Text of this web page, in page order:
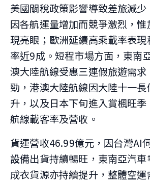
美國關稅政策影響導致差旅減
因各航運量增加而競爭激烈，
現亮眼；歐洲延續高乘載率表
率近9成。短程市場方面，東南
澳大陸航線受惠三連假旅遊需
勁，港澳大陸航線因大陸十一
升，以及日本下旬進入賞楓旺
航線載客率及營收。
貨運營收46.99億元，因台灣AI
設備出貨持續暢旺，東南亞汽
成衣貨源亦持續提升，整體空運